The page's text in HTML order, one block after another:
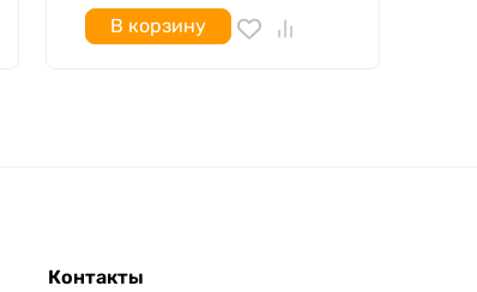
В корзину
Контакты